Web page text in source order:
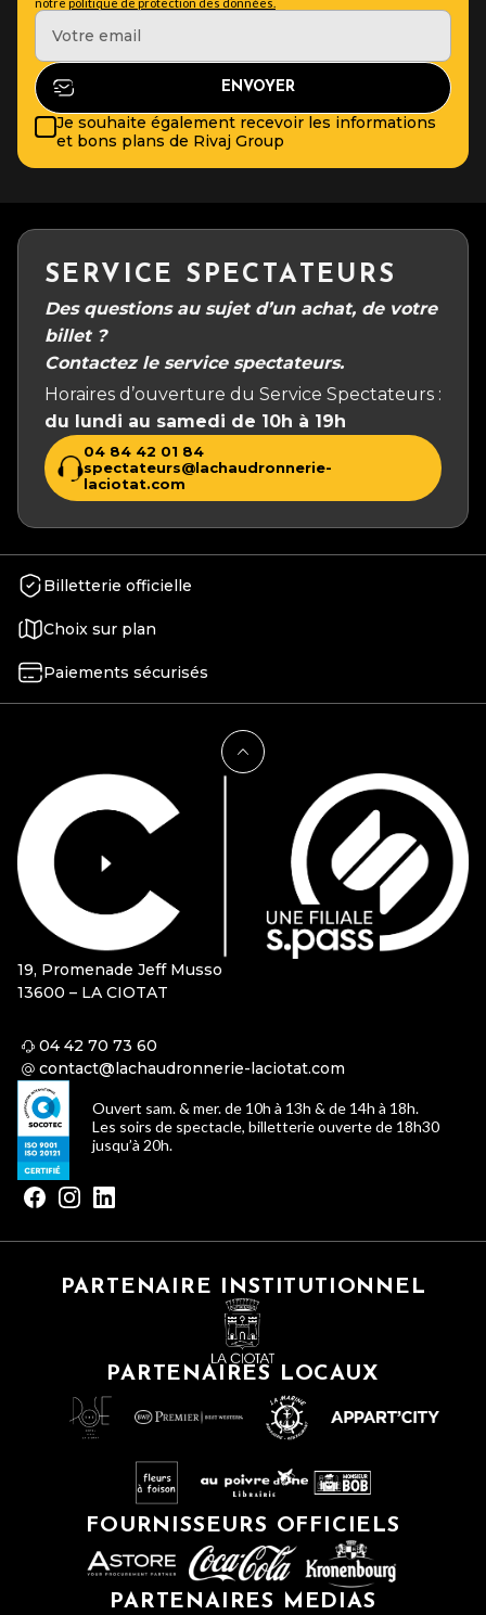
Je souhaite également recevoir les informations
et bons plans de Rivaj Group
SERVICE SPECTATEURS
Des questions au sujet d’un achat, de votre
billet ?
Contactez le service spectateurs.
Horaires d’ouverture du Service Spectateurs :
du lundi au samedi de 10h à 19h
04 84 42 01 84
spectateurs@lachaudronnerie-
laciotat.com
Billetterie officielle
Choix sur plan
Paiements sécurisés
19, Promenade Jeff Musso
13600 – LA CIOTAT
04 42 70 73 60
contact@lachaudronnerie-laciotat.com
Ouvert sam. & mer. de 10h à 13h & de 14h à 18h.
Les soirs de spectacle, billetterie ouverte de 18h30
jusqu’à 20h.
PARTENAIRE INSTITUTIONNEL
PARTENAIRES LOCAUX
FOURNISSEURS OFFICIELS
PARTENAIRES MEDIAS